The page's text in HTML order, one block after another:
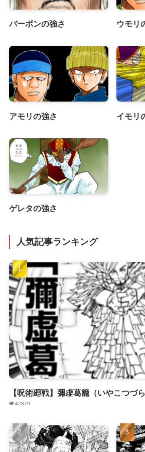
バーボンの強さ ウモリ
アモリの強さ イモリ
ゲレタの強さ
人気記事ランキング
【呪術廻戦】彌虚葛籠（いやこつづら
42879